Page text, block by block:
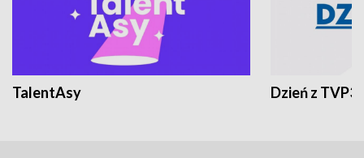
TalentAsy Dzień z TVP3